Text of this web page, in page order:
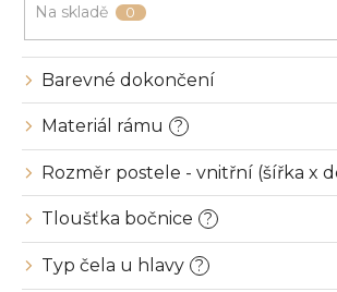
Na skladě 0
Barevné dokončení
Materiál rámu ?
Rozměr postele - vnitřní (šířka x
Tloušťka bočnice ?
Typ čela u hlavy ?